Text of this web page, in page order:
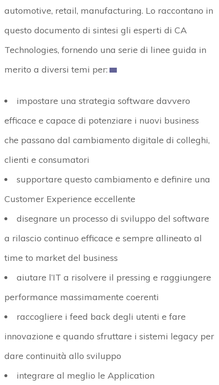
automotive, retail, manufacturing. Lo raccontano in
questo documento di sintesi gli esperti di CA
Technologies, fornendo una serie di linee guida in
merito a diversi temi per:
impostare una strategia software davvero
efficace e capace di potenziare i nuovi business
che passano dal cambiamento digitale di colleghi,
clienti e consumatori
supportare questo cambiamento e definire una
Customer Experience eccellente
disegnare un processo di sviluppo del software
a rilascio continuo efficace e sempre allineato al
time to market del business
aiutare l’IT a risolvere il pressing e raggiungere
performance massimamente coerenti
raccogliere i feed back degli utenti e fare
innovazione e quando sfruttare i sistemi legacy per
dare continuità allo sviluppo
integrare al meglio le Application